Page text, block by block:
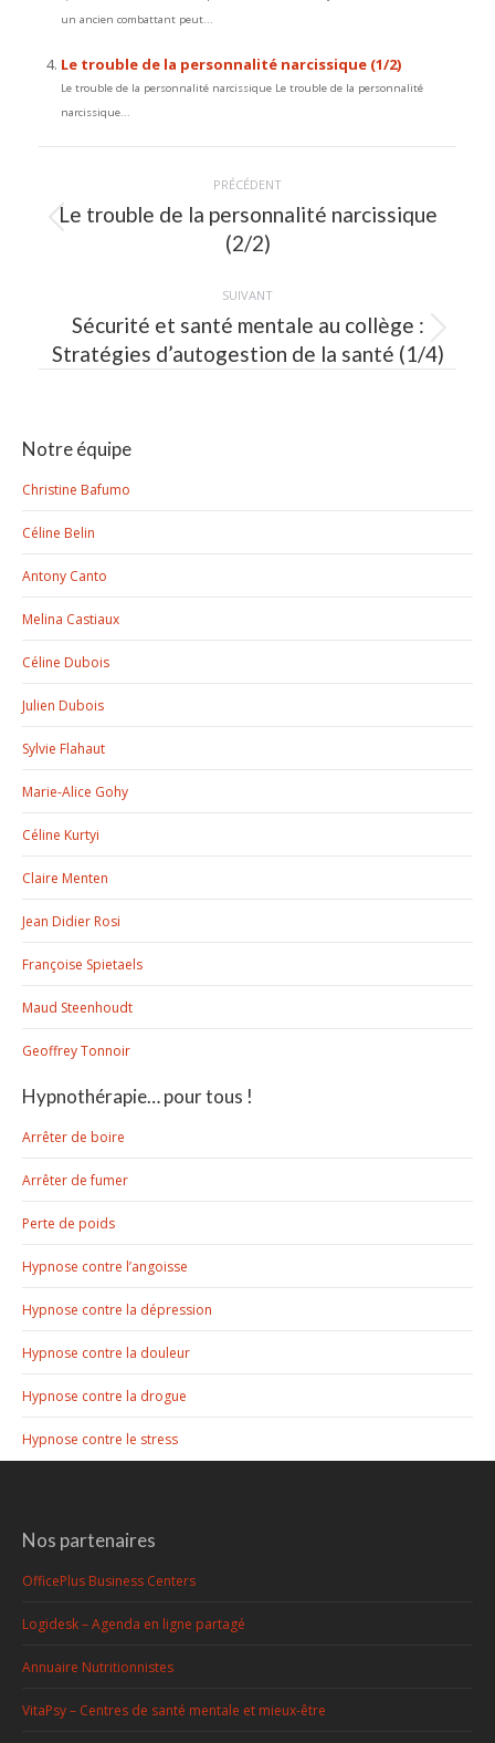
un ancien combattant peut...
Le trouble de la personnalité narcissique (1/2)
Le trouble de la personnalité narcissique Le trouble de la personnalité
narcissique...
PRÉCÉDENT
Article
précédent
Le trouble de la personnalité narcissique
(2/2)
SUIVANT
Article
suivant
Sécurité et santé mentale au collège :
Stratégies d’autogestion de la santé (1/4)
Notre équipe
Christine Bafumo
Céline Belin
Antony Canto
Melina Castiaux
Céline Dubois
Julien Dubois
Sylvie Flahaut
Marie-Alice Gohy
Céline Kurtyi
Claire Menten
Jean Didier Rosi
Françoise Spietaels
Maud Steenhoudt
Geoffrey Tonnoir
Hypnothérapie… pour tous !
Arrêter de boire
Arrêter de fumer
Perte de poids
Hypnose contre l’angoisse
Hypnose contre la dépression
Hypnose contre la douleur
Hypnose contre la drogue
Hypnose contre le stress
Nos partenaires
OfficePlus Business Centers
Logidesk – Agenda en ligne partagé
Annuaire Nutritionnistes
VitaPsy – Centres de santé mentale et mieux-être